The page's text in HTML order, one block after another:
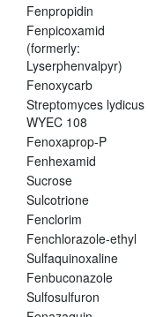
Fenpropidin
Fenpicoxamid
(formerly:
Lyserphenvalpyr)
Fenoxycarb
Streptomyces lydicus
WYEC 108
Fenoxaprop-P
Fenhexamid
Sucrose
Sulcotrione
Fenclorim
Fenchlorazole-ethyl
Sulfaquinoxaline
Fenbuconazole
Sulfosulfuron